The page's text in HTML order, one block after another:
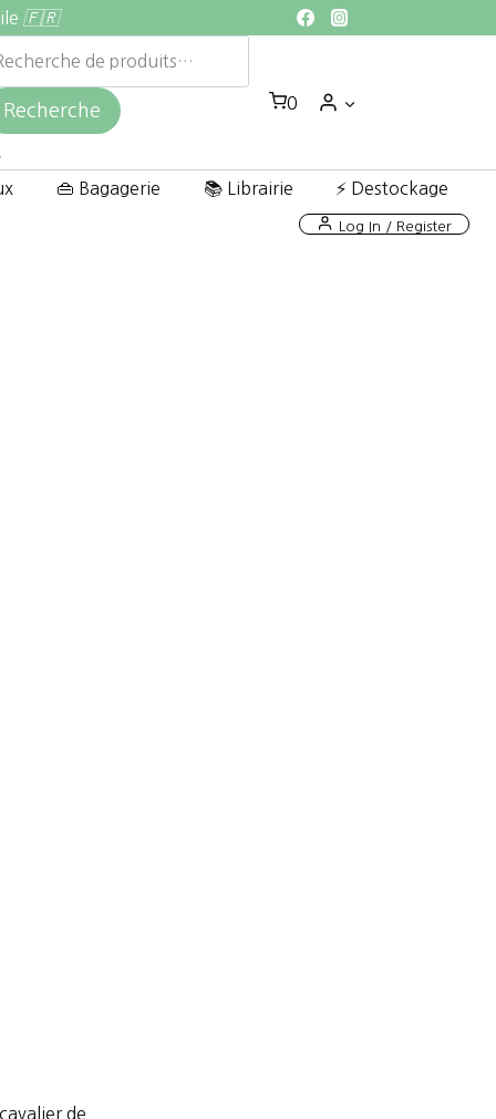
🇫🇷
:
Recherche 0
👜 Bagagerie 📚 Librairie ⚡ Destockage
Log In / Register
de